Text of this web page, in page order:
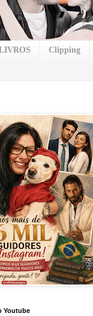
Clipping
Youtube